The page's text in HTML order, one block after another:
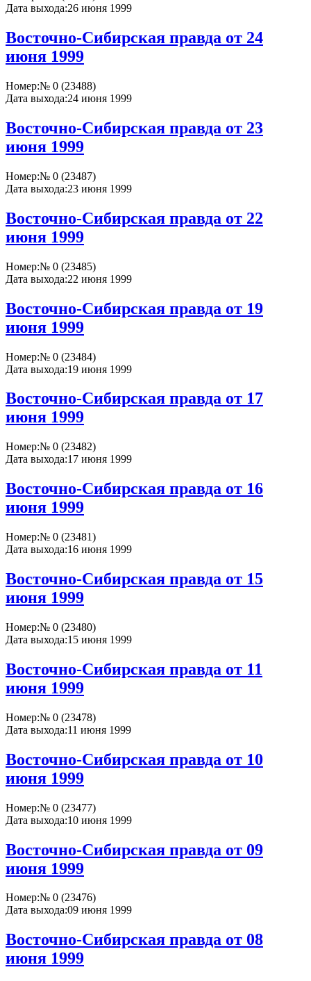
Дата выхода:26 июня 1999
Восточно-Сибирская правда от 24
июня 1999
Номер:№ 0 (23488)
Дата выхода:24 июня 1999
Восточно-Сибирская правда от 23
июня 1999
Номер:№ 0 (23487)
Дата выхода:23 июня 1999
Восточно-Сибирская правда от 22
июня 1999
Номер:№ 0 (23485)
Дата выхода:22 июня 1999
Восточно-Сибирская правда от 19
июня 1999
Номер:№ 0 (23484)
Дата выхода:19 июня 1999
Восточно-Сибирская правда от 17
июня 1999
Номер:№ 0 (23482)
Дата выхода:17 июня 1999
Восточно-Сибирская правда от 16
июня 1999
Номер:№ 0 (23481)
Дата выхода:16 июня 1999
Восточно-Сибирская правда от 15
июня 1999
Номер:№ 0 (23480)
Дата выхода:15 июня 1999
Восточно-Сибирская правда от 11
июня 1999
Номер:№ 0 (23478)
Дата выхода:11 июня 1999
Восточно-Сибирская правда от 10
июня 1999
Номер:№ 0 (23477)
Дата выхода:10 июня 1999
Восточно-Сибирская правда от 09
июня 1999
Номер:№ 0 (23476)
Дата выхода:09 июня 1999
Восточно-Сибирская правда от 08
июня 1999